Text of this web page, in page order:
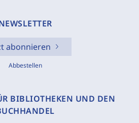
abonnieren
Abbestellen
BIBLIOTHEKEN UND DEN